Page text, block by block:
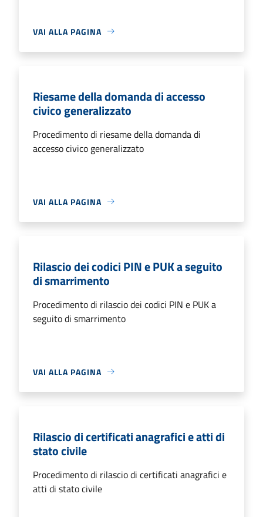
VAI ALLA PAGINA
Riesame della domanda di accesso
civico generalizzato
Procedimento di riesame della domanda di
accesso civico generalizzato
VAI ALLA PAGINA
Rilascio dei codici PIN e PUK a seguito
di smarrimento
Procedimento di rilascio dei codici PIN e PUK a
seguito di smarrimento
VAI ALLA PAGINA
Rilascio di certificati anagrafici e atti di
stato civile
Procedimento di rilascio di certificati anagrafici e
atti di stato civile